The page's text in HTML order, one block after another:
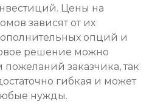
Цены на
зависят от их
опций и
решение можно
пожеланий заказчика, так
гибкая и может
нужды.